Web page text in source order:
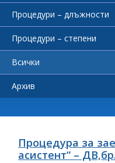
Процедури – длъжности
Процедури – степени
Всички
Архив
Процедура за
асистент“ –